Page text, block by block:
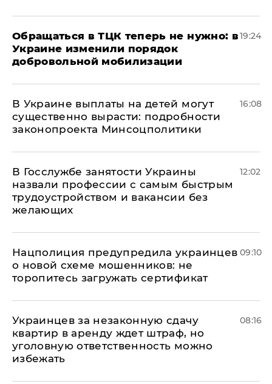
Обращаться в ТЦК теперь не нужно: в
Украине изменили порядок
добровольной мобилизации
19:24
В Украине выплаты на детей могут
существенно вырасти: подробности
законопроекта Минсоцполитики
16:08
В Госслужбе занятости Украины
назвали профессии с самым быстрым
трудоустройством и вакансии без
желающих
12:02
Нацполиция предупредила украинцев
о новой схеме мошенников: не
торопитесь загружать сертификат
09:10
Украинцев за незаконную сдачу
квартир в аренду ждет штраф, но
уголовную ответственность можно
избежать
08:16